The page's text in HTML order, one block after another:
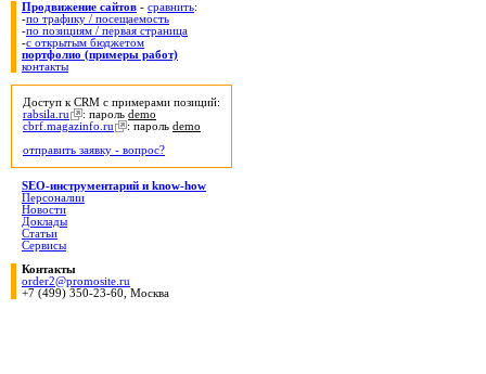
Продвижение сайтов - сравнить:
-по трафику / посещаемость
-по позициям / первая страница
-с открытым бюджетом
портфолио (примеры работ)
контакты
Доступ к CRM с примерами позиций:
rabsila.ru
: пароль demo
cbrf.magazinfo.ru
: пароль demo
отправить заявку - вопрос?
SEO-инструментарий и know-how
Персоналии
Новости
Доклады
Статьи
Сервисы
Контакты
order2@promosite.ru
+7 (499) 350-23-60, Москва